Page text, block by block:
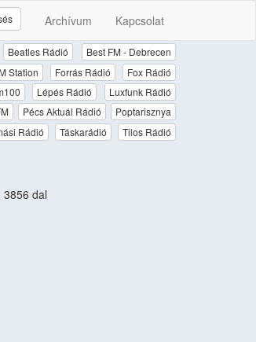
Archívum Kapcsolat
Beatles Rádió
Best FM - Debrecen
Station Forrás Rádió
Fox Rádió
Lépés Rádió
Luxfunk Rádió
Pécs Aktuál Rádió
Poptarisznya
Rádió Táskarádió
Tilos Rádió
3856 dal